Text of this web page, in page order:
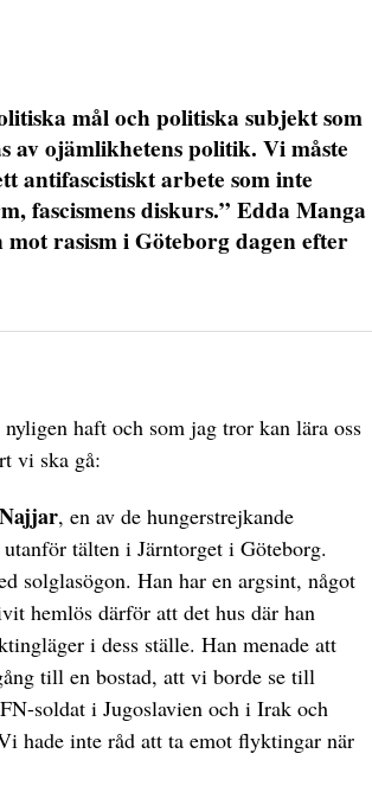
mål och politiska subjekt som
av ojämlikhetens politik. Vi måste
antifascistiskt arbete som inte
fascismens diskurs.” Edda Manga
rasism i Göteborg dagen efter
haft och som jag tror kan lära oss
vi ska gå:
, en av de hungerstrejkande
tälten i Järntorget i Göteborg.
solglasögon. Han har en argsint, något
hemlös därför att det hus där han
i dess ställe. Han menade att
till en bostad, att vi borde se till
soldat i Jugoslavien och i Irak och
hade inte råd att ta emot flyktingar när